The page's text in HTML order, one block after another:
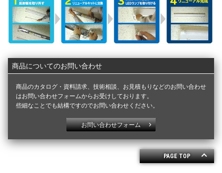
商品についてのお問い合わせ
商品のカタログ・資料請求、技術相談、お見積もりなどのお問い合わせ
はお問い合わせフォームからお受けしております。
些細なことでも結構ですのでお問い合わせください。
お問い合わせフォーム
PAGE TOP